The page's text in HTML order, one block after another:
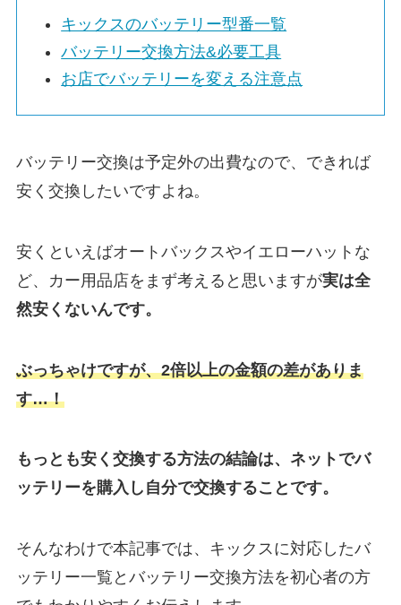
キックスのバッテリー型番一覧
バッテリー交換方法&必要工具
お店でバッテリーを変える注意点
バッテリー交換は予定外の出費なので、できれば
安く交換したいですよね。
安くといえばオートバックスやイエローハットな
ど、カー用品店をまず考えると思いますが実は全
然安くないんです。
ぶっちゃけですが、2倍以上の金額の差がありま
す…！
もっとも安く交換する方法の結論は、ネットでバ
ッテリーを購入し自分で交換することです。
そんなわけで本記事では、キックスに対応したバ
ッテリー一覧とバッテリー交換方法を初心者の方